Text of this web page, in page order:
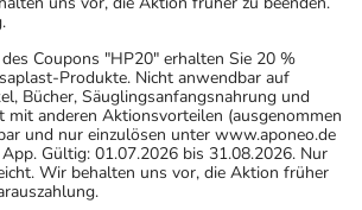
Coupons "HP20" erhalten Sie 20 %
Produkte. Nicht anwendbar auf
Bücher, Säuglingsanfangsnahrung und
mit anderen Aktionsvorteilen (ausgenommen
und nur einzulösen unter www.aponeo.de
Gültig: 01.07.2026 bis 31.08.2026. Nur
Wir behalten uns vor, die Aktion früher